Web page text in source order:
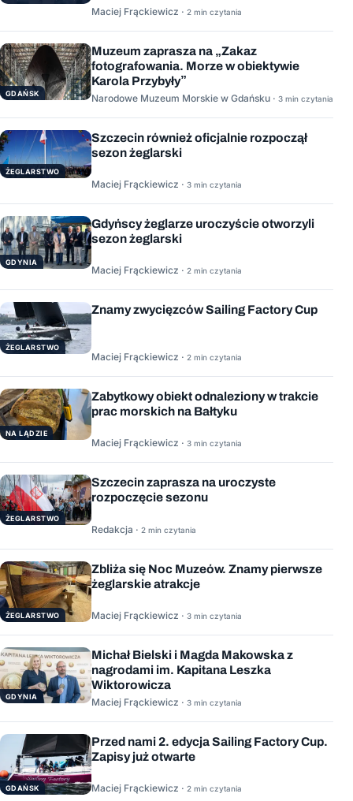
Maciej Frąckiewicz · 2 min czytania
GDAŃSK
Muzeum zaprasza na „Zakaz
fotografowania. Morze w obiektywie
Karola Przybyły”
Narodowe Muzeum Morskie w Gdańsku · 3 min czytania
ŻEGLARSTWO
Szczecin również oficjalnie rozpoczął
sezon żeglarski
Maciej Frąckiewicz · 3 min czytania
GDYNIA
Gdyńscy żeglarze uroczyście otworzyli
sezon żeglarski
Maciej Frąckiewicz · 2 min czytania
ŻEGLARSTWO
Znamy zwycięzców Sailing Factory Cup
Maciej Frąckiewicz · 2 min czytania
NA LĄDZIE
Zabytkowy obiekt odnaleziony w trakcie
prac morskich na Bałtyku
Maciej Frąckiewicz · 3 min czytania
ŻEGLARSTWO
Szczecin zaprasza na uroczyste
rozpoczęcie sezonu
Redakcja · 2 min czytania
ŻEGLARSTWO
Zbliża się Noc Muzeów. Znamy pierwsze
żeglarskie atrakcje
Maciej Frąckiewicz · 3 min czytania
GDYNIA
Michał Bielski i Magda Makowska z
nagrodami im. Kapitana Leszka
Wiktorowicza
Maciej Frąckiewicz · 3 min czytania
GDAŃSK
Przed nami 2. edycja Sailing Factory Cup.
Zapisy już otwarte
Maciej Frąckiewicz · 2 min czytania